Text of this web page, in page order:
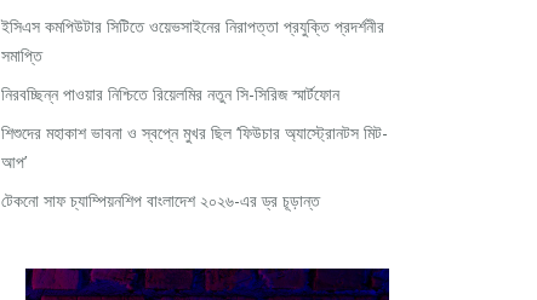
ইসিএস কমপিউটার সিটিতে ওয়েভসাইনের নিরাপত্তা প্রযুক্তি প্রদর্শনীর
সমাপ্তি
নিরবচ্ছিন্ন পাওয়ার নিশ্চিতে রিয়েলমির নতুন সি-সিরিজ স্মার্টফোন
শিশুদের মহাকাশ ভাবনা ও স্বপ্নে মুখর ছিল ‘ফিউচার অ্যাস্ট্রোনটস মিট-
আপ’
টেকনো সাফ চ্যাম্পিয়নশিপ বাংলাদেশ ২০২৬-এর ড্র চূড়ান্ত